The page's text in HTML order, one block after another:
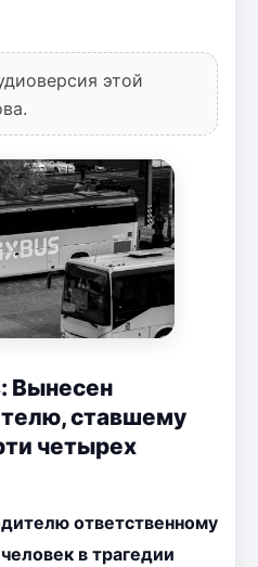
этой
Вынесен
ставшему
четырех
ответственному
в трагедии